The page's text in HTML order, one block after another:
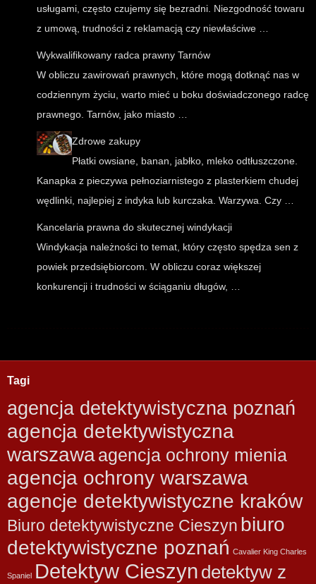
usługami, często czujemy się bezradni. Niezgodność towaru
z umową, trudności z reklamacją czy niewłaściwe …
Wykwalifikowany radca prawny Tarnów
W obliczu zawirowań prawnych, które mogą dotknąć nas w
codziennym życiu, warto mieć u boku doświadczonego radcę
prawnego. Tarnów, jako miasto …
Zdrowe zakupy
Płatki owsiane, banan, jabłko, mleko odtłuszczone.
Kanapka z pieczywa pełnoziarnistego z plasterkiem chudej
wędlinki, najlepiej z indyka lub kurczaka. Warzywa. Czy …
Kancelaria prawna do skutecznej windykacji
Windykacja należności to temat, który często spędza sen z
powiek przedsiębiorcom. W obliczu coraz większej
konkurencji i trudności w ściąganiu długów, …
Tagi
agencja detektywistyczna poznań
agencja detektywistyczna
warszawaagencja ochrony mienia
agencja ochrony warszawa
agencje detektywistyczne kraków
Biuro detektywistyczne Cieszyn biuro
detektywistyczne poznań Cavalier King Charles
Spaniel Detektyw Cieszyn detektyw z